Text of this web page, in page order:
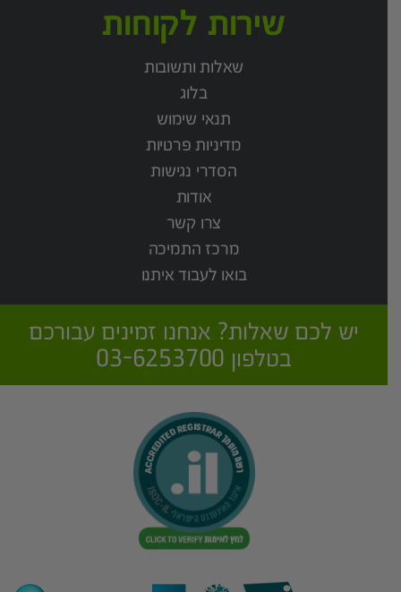
שירות לקוחות
שאלות ותשובות
בלוג
תנאי שימוש
מדיניות פרטיות
הסדרי נגישות
אודות
צרו קשר
מרכז התמיכה
בואו לעבוד איתנו
יש לכם שאלות? אנחנו זמינים עבורכם
בטלפון 03-6253700